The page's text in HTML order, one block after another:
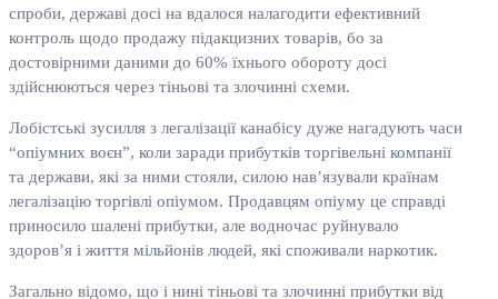
спроби, державі досі на вдалося налагодити ефективний
контроль щодо продажу підакцизних товарів, бо за
достовірними даними до 60% їхнього обороту досі
здійснюються через тіньові та злочинні схеми.
Лобістські зусилля з легалізації канабісу дуже нагадують часи
“опіумних воєн”, коли заради прибутків торгівельні компанії
та держави, які за ними стояли, силою нав’язували країнам
легалізацію торгівлі опіумом. Продавцям опіуму це справді
приносило шалені прибутки, але водночас руйнувало
здоров’я і життя мільйонів людей, які споживали наркотик.
Загально відомо, що і нині тіньові та злочинні прибутки від